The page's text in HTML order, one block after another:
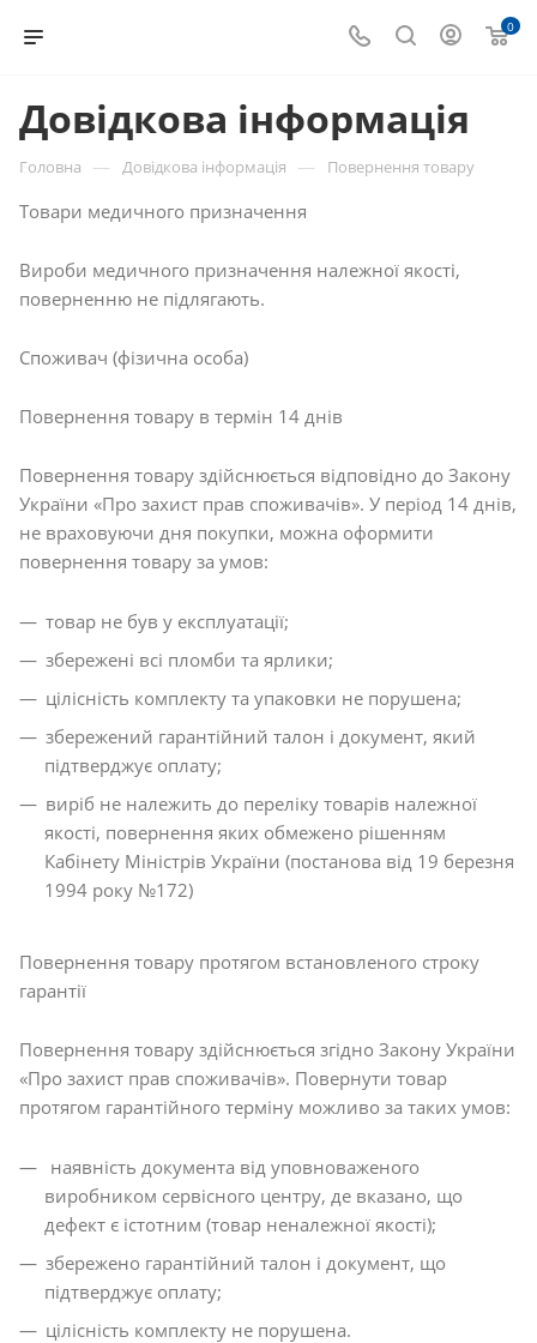
0
Довідкова інформація
Головна — Довідкова інформація — Повернення товару
Товари медичного призначення
Вироби медичного призначення належної якості,
поверненню не підлягають.
Споживач (фізична особа)
Повернення товару в термін 14 днів
Повернення товару здійснюється відповідно до Закону
України «Про захист прав споживачів». У період 14 днів,
не враховуючи дня покупки, можна оформити
повернення товару за умов:
товар не був у експлуатації;
збережені всі пломби та ярлики;
цілісність комплекту та упаковки не порушена;
збережений гарантійний талон і документ, який
підтверджує оплату;
виріб не належить до переліку товарів належної
якості, повернення яких обмежено рішенням
Кабінету Міністрів України (постанова від 19 березня
1994 року №172)
Повернення товару протягом встановленого строку
гарантії
Повернення товару здійснюється згідно Закону України
«Про захист прав споживачів». Повернути товар
протягом гарантійного терміну можливо за таких умов:
наявність документа від уповноваженого
виробником сервісного центру, де вказано, що
дефект є істотним (товар неналежної якості);
збережено гарантійний талон і документ, що
підтверджує оплату;
цілісність комплекту не порушена.